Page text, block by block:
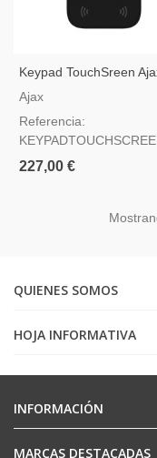
Keypad TouchSreen
Negro
Ajax
Referencia:
227,00 €
QUIENES SOMOS
HOJA INFORMATIVA
INFORMACIÓN
MARCAS DESTACADAS